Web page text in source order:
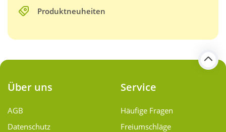
Produktneuheiten
Über uns
AGB
Datenschutz
Service
Häufige Fragen
Freiumschläge